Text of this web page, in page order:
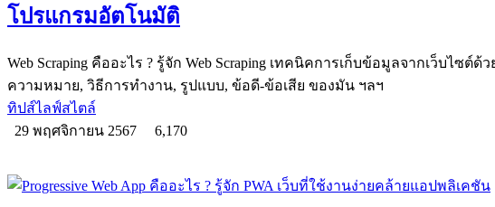
โปรแกรมอัตโนมัติ
Web Scraping คืออะไร ? รู้จัก Web Scraping เทคนิคการเก็บข้อมูลจากเว็บไซต์
ความหมาย, วิธีการทำงาน, รูปแบบ, ข้อดี-ข้อเสีย ของมัน ฯลฯ
ทิปส์ไลฟ์สไตล์
29 พฤศจิกายน 2567
6,170